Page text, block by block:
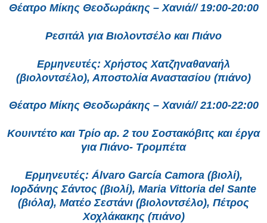
Θέατρο Μίκης Θεοδωράκης – Χανιά// 19:00-20:00
Ρεσιτάλ για Βιολοντσέλο και Πιάνο
Ερμηνευτές: Χρήστος Χατζηναθαναήλ
(βιολοντσέλο), Αποστολία Αναστασίου (πιάνο)
Θέατρο Μίκης Θεοδωράκης – Χανιά// 21:00-22:00
Κουιντέτο και Τρίο αρ. 2 του Σοστακόβιτς και έργα
για Πιάνο- Τρομπέτα
Ερμηνευτές: Álvaro García Camora (βιολί),
Ιορδάνης Σάντος (βιολί), Maria Vittoria del Sante
(βιόλα), Ματέο Σεστάνι (βιολοντσέλο), Πέτρος
Χοχλάκακης (πιάνο)